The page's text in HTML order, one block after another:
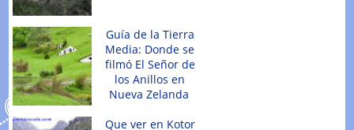
Guía de la Tierra
Media: Donde se
filmó El Señor de
los Anillos en
Nueva Zelanda
Que ver en Kotor